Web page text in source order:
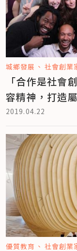
城鄉發展 社會創業
「合作是社會
容精神，打造
2019.04.22
優質教育 社會創業